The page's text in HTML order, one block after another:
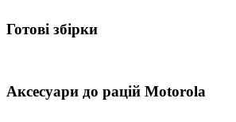
Готові збірки
Аксесуари до рацій Motorola